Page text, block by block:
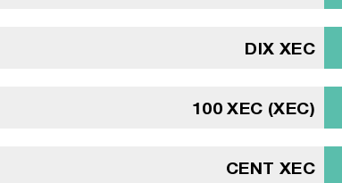
DIX XEC
100 XEC (XEC)
CENT XEC